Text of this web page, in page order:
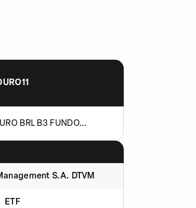
BRL B3 FUNDO...
S.A. DTVM
ETF